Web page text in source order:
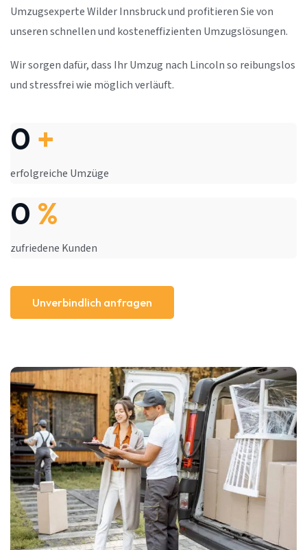
Umzugsexperte Wilder Innsbruck und profitieren Sie von
unseren schnellen und kosteneffizienten Umzugslösungen.
Wir sorgen dafür, dass Ihr Umzug nach Lincoln so reibungslos
und stressfrei wie möglich verläuft.
0 +
erfolgreiche Umzüge
0 %
zufriedene Kunden
Unverbindlich anfragen